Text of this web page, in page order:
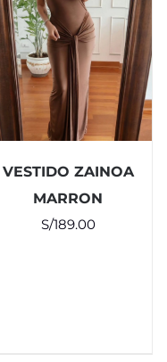
VESTIDO ZAINOA
MARRON
S/189.00